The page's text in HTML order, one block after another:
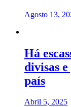
Agosto 13,
Há
divisas
país
Abril 5, 2025